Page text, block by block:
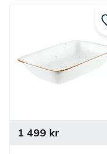
1 499kr